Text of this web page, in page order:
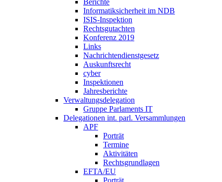
Berichte
Informatiksicherheit ­im NDB
ISIS-Inspektion
Rechtsgutachten
Konferenz 2019
Links
Nachrichtendienstgesetz
Auskunftsrecht
cyber
Inspektionen
Jahresberichte
Verwaltungsdelegation
Gruppe Parlaments IT
Delegationen int. parl. Versammlungen
APF
Porträt
Termine
Aktivitäten
Rechtsgrundlagen
EFTA/EU